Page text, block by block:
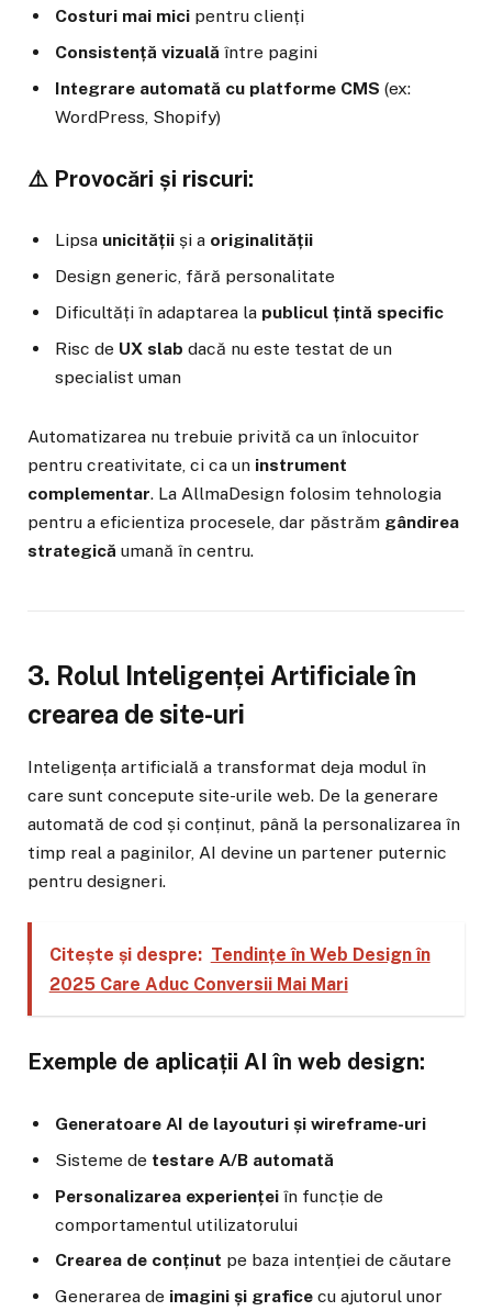
Costuri mai mici pentru clienți
Consistență vizuală între pagini
Integrare automată cu platforme CMS (ex:
WordPress, Shopify)
⚠️ Provocări și riscuri:
Lipsa unicității și a originalității
Design generic, fără personalitate
Dificultăți în adaptarea la publicul țintă specific
Risc de UX slab dacă nu este testat de un
specialist uman
Automatizarea nu trebuie privită ca un înlocuitor
pentru creativitate, ci ca un instrument
complementar. La AllmaDesign folosim tehnologia
pentru a eficientiza procesele, dar păstrăm gândirea
strategică umană în centru.
3. Rolul Inteligenței Artificiale în
crearea de site-uri
Inteligența artificială a transformat deja modul în
care sunt concepute site-urile web. De la generare
automată de cod și conținut, până la personalizarea în
timp real a paginilor, AI devine un partener puternic
pentru designeri.
Citește și despre: Tendințe în Web Design în
2025 Care Aduc Conversii Mai Mari
Exemple de aplicații AI în web design:
Generatoare AI de layouturi și wireframe-uri
Sisteme de testare A/B automată
Personalizarea experienței în funcție de
comportamentul utilizatorului
Crearea de conținut pe baza intenției de căutare
Generarea de imagini și grafice cu ajutorul unor